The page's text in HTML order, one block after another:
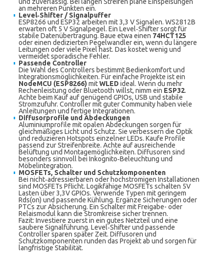
an mehreren Punkten ein.
Level‑Shifter / Signalpuffer
ESP8266 und ESP32 arbeiten mit 3,3 V Signalen. WS2812B
erwarten oft 5 V Signalpegel. Ein Level‑Shifter sorgt für
stabile Datenübertragung. Baue etwa einen 74HCT125
oder einen dedizierten Pegelwandler ein, wenn du längere
Leitungen oder viele Pixel hast. Das kostet wenig und
vermeidet sporadische Fehler.
Passende Controller
Die Wahl des Controllers bestimmt Bedienkomfort und
Integrationsmöglichkeiten. Für einfache Projekte ist ein
NodeMCU (ESP8266) mitWLED ideal. Wenn du mehr
Rechenleistung oder Bluetooth willst, nimm ein ESP32.
Achte beim Kauf auf genügend GPIOs, USB und stabile
Stromzufuhr. Controller mit guter Community haben viele
Anleitungen und fertige Integrationen.
Diffusorprofile und Abdeckungen
Aluminiumprofile mit opalen Abdeckungen sorgen für
gleichmäßiges Licht und Schutz. Sie verbessern die Optik
und reduzieren Hotspots einzelner LEDs. Kaufe Profile
passend zur Streifenbreite. Achte auf ausreichende
Belüftung und Montagemöglichkeiten. Diffusoren sind
besonders sinnvoll bei Inkognito‑Beleuchtung und
Möbelintegration.
MOSFETs, Schalter und Schutzkomponenten
Bei nicht‑adressierbaren oder hochstromigen Installationen
sind MOSFETs Pflicht. Logikfähige MOSFETs schalten 5V
Lasten über 3,3V GPIOs. Verwende Typen mit geringem
Rds(on) und passende Kühlung. Ergänze Sicherungen oder
PTCs zur Absicherung. Ein Schalter mit Freigabe- oder
Relaismodul kann die Stromkreise sicher trennen.
Fazit: Investiere zuerst in ein gutes Netzteil und eine
saubere Signalführung. Level‑Shifter und passende
Controller sparen später Zeit. Diffusoren und
Schutzkomponenten runden das Projekt ab und sorgen für
langfristige Stabilität.